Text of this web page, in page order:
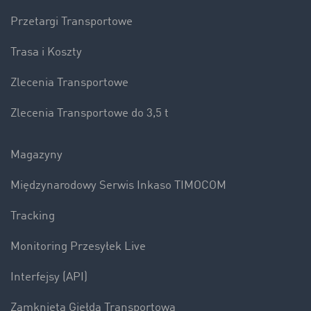
Przetargi Transportowe
Trasa i Koszty
Zlecenia Transportowe
Zlecenia Transportowe do 3,5 t
Magazyny
Międzynarodowy Serwis Inkaso TIMOCOM
Tracking
Monitoring Przesyłek Live
Interfejsy (API)
Zamknięta Giełda Transportowa